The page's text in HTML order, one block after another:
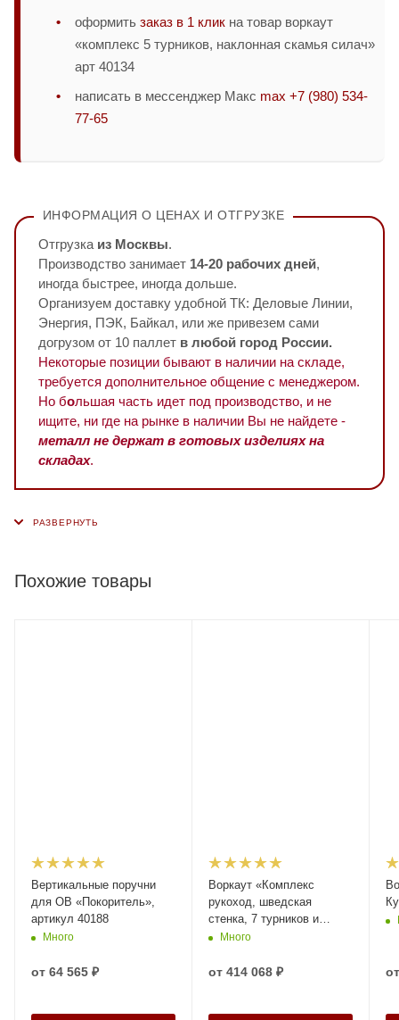
оформить заказ в 1 клик на товар воркаут
«комплекс 5 турников, наклонная скамья силач»
арт 40134
написать в мессенджер Макс max +7 (980) 534-
77-65
ИНФОРМАЦИЯ О ЦЕНАХ И ОТГРУЗКЕ
Отгрузка из Москвы.
Производство занимает 14-20 рабочих дней,
иногда быстрее, иногда дольше.
Организуем доставку удобной ТК: Деловые Линии,
Энергия, ПЭК, Байкал, или же привезем сами
догрузом от 10 паллет в любой город России.
Некоторые позиции бывают в наличии на складе,
требуется дополнительное общение с менеджером.
Но большая часть идет под производство, и не
ищите, ни где на рынке в наличии Вы не найдете -
металл не держат в готовых изделиях на
складах.
Похожие товары
Вертикальные поручни
для ОВ «Покоритель»,
артикул 40188
Много
от 64 565 ₽
Воркаут «Комплекс
рукоход, шведская
стенка, 7 турников и
наклонная скамья Герой»,
Много
от 414 068 ₽